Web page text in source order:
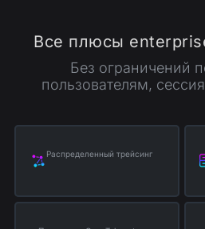
Все плюсы
Без ограничений
пользователям,
Распределенный трейсинг